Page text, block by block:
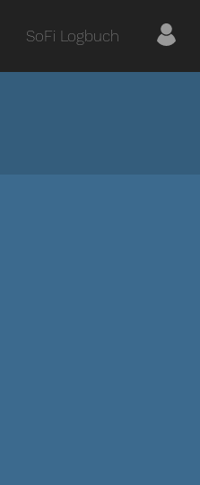
SoFi Logbuch